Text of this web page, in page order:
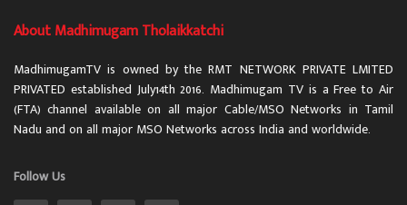
About Madhimugam Tholaikkatchi
MadhimugamTV is owned by the RMT NETWORK PRIVATE LMITED
PRIVATED established July14th 2016. Madhimugam TV is a Free to Air
(FTA) channel available on all major Cable/MSO Networks in Tamil
Nadu and on all major MSO Networks across India and worldwide.
Follow Us